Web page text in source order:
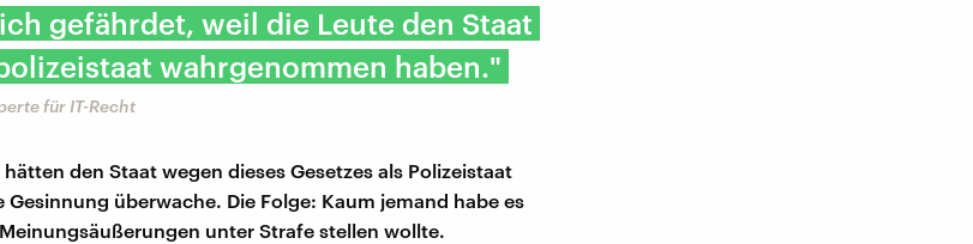
gefährdet, weil die Leute den Staat
wahrgenommen haben."
für IT-Recht
den Staat wegen dieses Gesetzes als Polizeistaat
überwache. Die Folge: Kaum jemand habe es
unter Strafe stellen wollte.